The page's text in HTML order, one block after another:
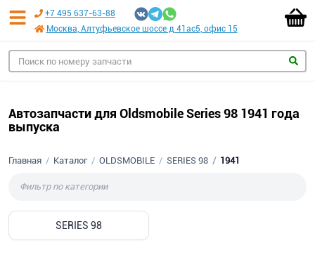
+7 495 637-63-88
Москва, Алтуфьевское шоссе д 41ас5, офис 15
Автозапчасти для Oldsmobile Series 98 1941 года
выпуска
Главная Каталог OLDSMOBILE SERIES 98 1941
SERIES 98